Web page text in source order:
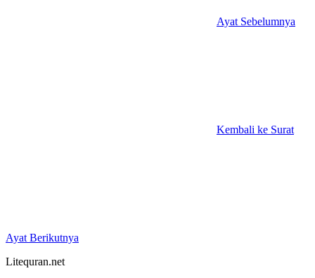
Ayat Sebelumnya
Kembali ke Surat
Ayat Berikutnya
Litequran.net